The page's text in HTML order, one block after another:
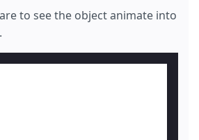
to see the object animate into